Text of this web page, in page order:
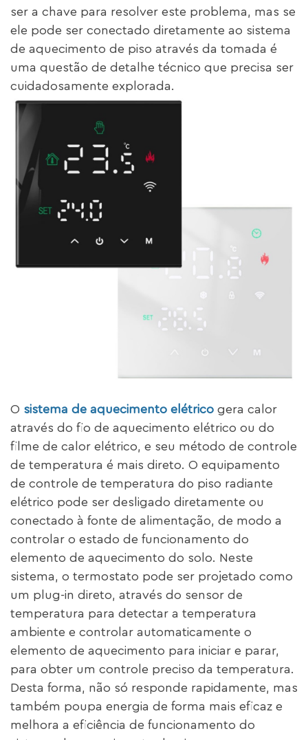
ser a chave para resolver este problema, mas se
ele pode ser conectado diretamente ao sistema
de aquecimento de piso através da tomada é
uma questão de detalhe técnico que precisa ser
cuidadosamente explorada.
O sistema de aquecimento elétrico gera calor
através do fio de aquecimento elétrico ou do
filme de calor elétrico, e seu método de controle
de temperatura é mais direto. O equipamento
de controle de temperatura do piso radiante
elétrico pode ser desligado diretamente ou
conectado à fonte de alimentação, de modo a
controlar o estado de funcionamento do
elemento de aquecimento do solo. Neste
sistema, o termostato pode ser projetado como
um plug-in direto, através do sensor de
temperatura para detectar a temperatura
ambiente e controlar automaticamente o
elemento de aquecimento para iniciar e parar,
para obter um controle preciso da temperatura.
Desta forma, não só responde rapidamente, mas
também poupa energia de forma mais eficaz e
melhora a eficiência de funcionamento do